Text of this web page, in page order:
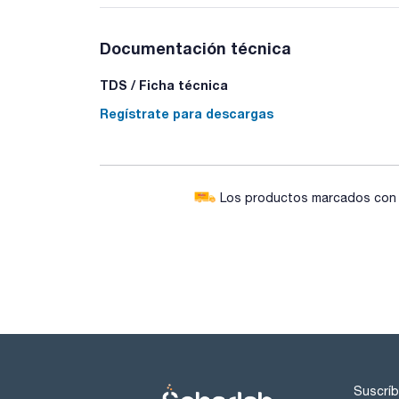
Documentación técnica
TDS / Ficha técnica
Regístrate para descargas
Los productos marcados